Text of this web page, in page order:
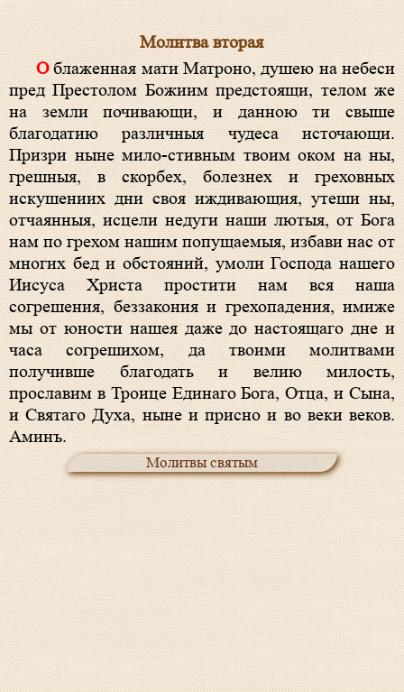
Молитва вторая
О блаженная мати Матроно, душею на небеси
пред Престолом Божиим предстоящи, телом же
на земли почивающи, и данною ти свыше
благодатию различныя чудеса источающи.
Призри ныне мило-стивным твоим оком на ны,
грешныя, в скорбех, болезнех и греховных
искушениих дни своя иждивающия, утеши ны,
отчаянныя, исцели недуги наши лютыя, от Бога
нам по грехом нашим попущаемыя, избави нас от
многих бед и обстояний, умоли Господа нашего
Иисуса Христа простити нам вся наша
согрешения, беззакония и грехопадения, имиже
мы от юности нашея даже до настоящаго дне и
часа согрешихом, да твоими молитвами
получивше благодать и велию милость,
прославим в Троице Единаго Бога, Отца, и Сына,
и Святаго Духа, ныне и присно и во веки веков.
Аминъ.
Молитвы святым